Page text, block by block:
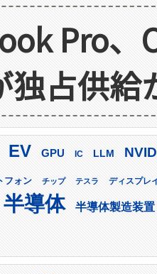
Pro
独占供給
EV GPU IC LLM
フォン チップ テスラ ディスプレ
半導体 半導体製造装置